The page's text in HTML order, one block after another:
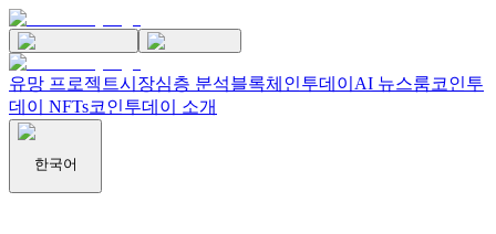
유망 프로젝트시장심층 분석블록체인투데이 AI 뉴스룸코인투
데이 NFTs코인투데이 소개
한국어